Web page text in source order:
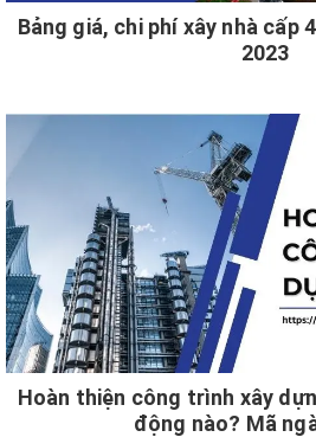
Bảng giá, chi phí xây nhà cấp
2023
Hoàn thiện công trình xây
động nào? Mã